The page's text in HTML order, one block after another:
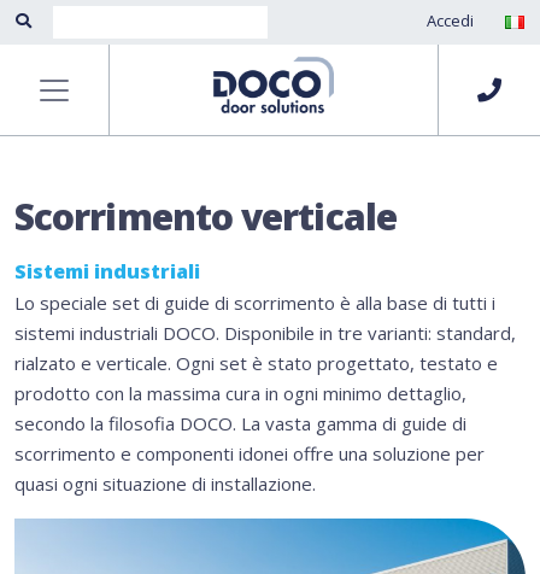
Accedi
Scorrimento verticale
Sistemi industriali
Lo speciale set di guide di scorrimento è alla base di tutti i
sistemi industriali DOCO. Disponibile in tre varianti: standard,
rialzato e verticale. Ogni set è stato progettato, testato e
prodotto con la massima cura in ogni minimo dettaglio,
secondo la filosofia DOCO. La vasta gamma di guide di
scorrimento e componenti idonei offre una soluzione per
quasi ogni situazione di installazione.